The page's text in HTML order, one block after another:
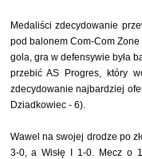
Medaliści zdecydowanie
pod balonem Com-Com
gola, gra w defensywie była
przebić AS Progres, który
zdecydowanie najbardziej
Dziadkowiec - 6).
Wawel na swojej drodze po
3-0, a Wisłę I 1-0. Mecz o